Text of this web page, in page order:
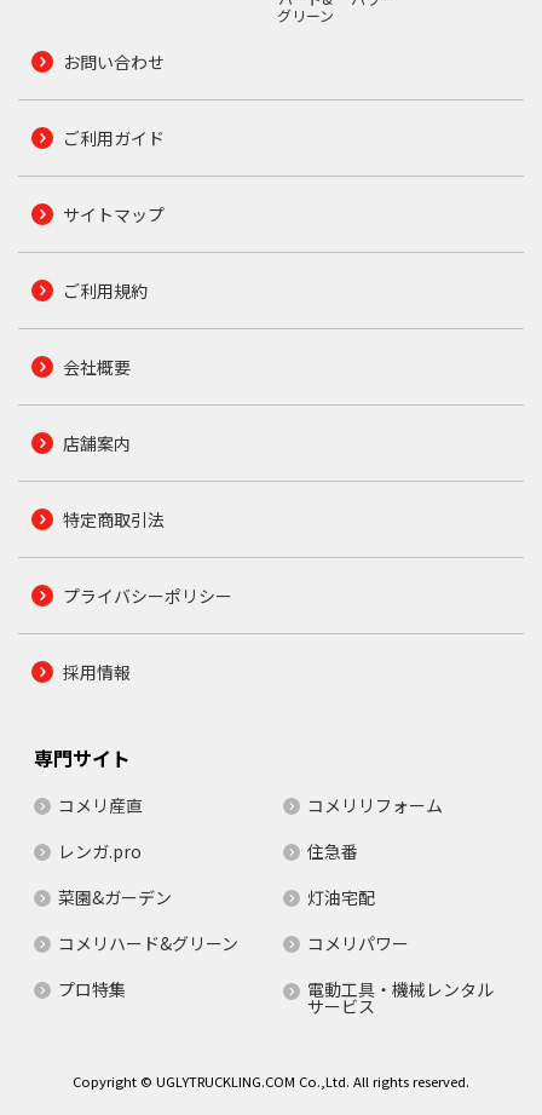
グリーン
お問い合わせ
ご利用ガイド
サイトマップ
ご利用規約
会社概要
店舗案内
特定商取引法
プライバシーポリシー
採用情報
専門サイト
コメリ産直
コメリリフォーム
レンガ.pro
住急番
菜園&ガーデン
灯油宅配
コメリハード&グリーン
コメリパワー
プロ特集
電動工具・機械レンタル
サービス
Copyright © UGLYTRUCKLING.COM Co.,Ltd. All rights reserved.